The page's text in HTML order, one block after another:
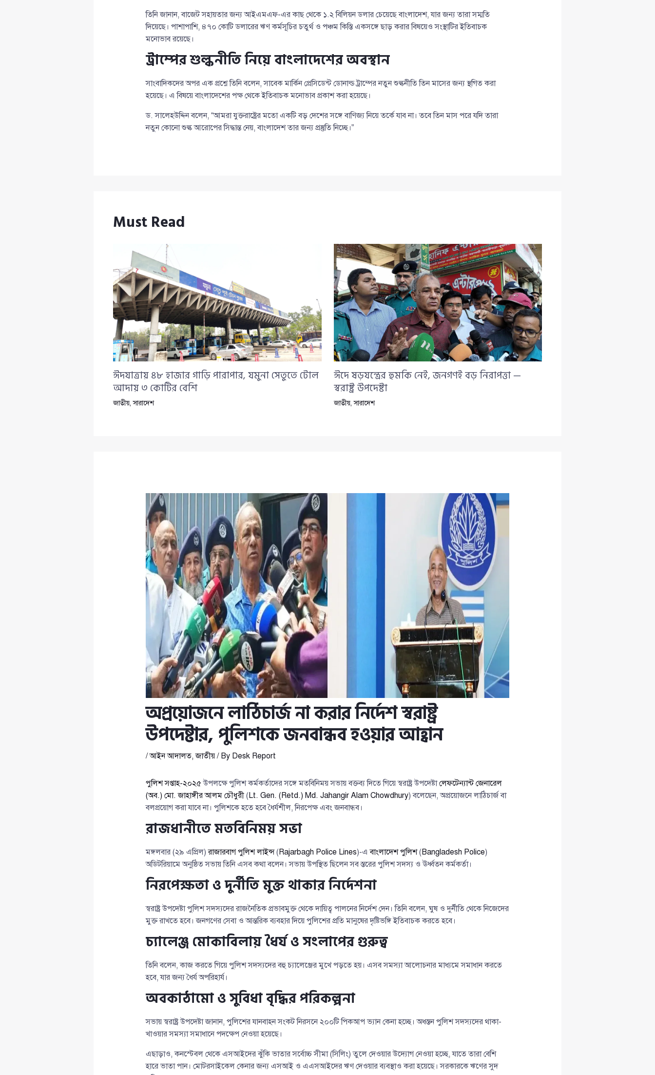
তিনি জানান, বাজেট সহায়তার জন্য আইএমএফ-এর কাছ থেকে ১.২ বিলিয়ন ডলার চেয়েছে বাংলাদেশ, যার জন্য তারা সম্মতি
দিয়েছে। পাশাপাশি, ৪৭০ কোটি ডলারের ঋণ কর্মসূচির চতুর্থ ও পঞ্চম কিস্তি একসঙ্গে ছাড় করার বিষয়েও সংস্থাটির ইতিবাচক
মনোভাব রয়েছে।
ট্রাম্পের শুল্কনীতি নিয়ে বাংলাদেশের অবস্থান
সাংবাদিকদের অপর এক প্রশ্নে তিনি বলেন, সাবেক মার্কিন প্রেসিডেন্ট ডোনাল্ড ট্রাম্পের নতুন শুল্কনীতি তিন মাসের জন্য স্থগিত করা
হয়েছে। এ বিষয়ে বাংলাদেশের পক্ষ থেকে ইতিবাচক মনোভাব প্রকাশ করা হয়েছে।
ড. সালেহউদ্দিন বলেন, “আমরা যুক্তরাষ্ট্রের মতো একটি বড় দেশের সঙ্গে বাণিজ্য নিয়ে তর্কে যাব না। তবে তিন মাস পরে যদি তারা
নতুন কোনো শুল্ক আরোপের সিদ্ধান্ত নেয়, বাংলাদেশ তার জন্য প্রস্তুতি নিচ্ছে।”
Must Read
ঈদযাত্রায় ৪৮ হাজার গাড়ি পারাপার, যমুনা সেতুতে টোল
আদায় ৩ কোটির বেশি
জাতীয়,সারাদেশ
ঈদে ষড়যন্ত্রের হুমকি নেই, জনগণই বড় নিরাপত্তা —
স্বরাষ্ট্র উপদেষ্টা
জাতীয়,সারাদেশ
অপ্রয়োজনে লাঠিচার্জ না করার নির্দেশ স্বরাষ্ট্র
উপদেষ্টার, পুলিশকে জনবান্ধব হওয়ার আহ্বান
/আইন আদালত,জাতীয়/ By Desk Report
পুলিশ সপ্তাহ-২০২৫উপলক্ষে পুলিশ কর্মকর্তাদের সঙ্গে মতবিনিময় সভায় বক্তব্য দিতে গিয়ে স্বরাষ্ট্র উপদেষ্টালেফটেন্যান্ট জেনারেল
(অব.) মো. জাহাঙ্গীর আলম চৌধুরী(Lt. Gen. (Retd.) Md. Jahangir Alam Chowdhury) বলেছেন, অপ্রয়োজনে লাঠিচার্জ বা
বলপ্রয়োগ করা যাবে না। পুলিশকে হতে হবে ধৈর্যশীল, নিরপেক্ষ এবং জনবান্ধব।
রাজধানীতে মতবিনিময় সভা
মঙ্গলবার (২৯ এপ্রিল)রাজারবাগ পুলিশ লাইন্স(Rajarbagh Police Lines)-এবাংলাদেশ পুলিশ(Bangladesh Police)
অডিটরিয়ামে অনুষ্ঠিত সভায় তিনি এসব কথা বলেন। সভায় উপস্থিত ছিলেন সব স্তরের পুলিশ সদস্য ও ঊর্ধ্বতন কর্মকর্তা।
নিরপেক্ষতা ও দুর্নীতি মুক্ত থাকার নির্দেশনা
স্বরাষ্ট্র উপদেষ্টা পুলিশ সদস্যদের রাজনৈতিক প্রভাবমুক্ত থেকে দায়িত্ব পালনের নির্দেশ দেন। তিনি বলেন, ঘুষ ও দুর্নীতি থেকে নিজেদের
মুক্ত রাখতে হবে। জনগণের সেবা ও আন্তরিক ব্যবহার দিয়ে পুলিশের প্রতি মানুষের দৃষ্টিভঙ্গি ইতিবাচক করতে হবে।
চ্যালেঞ্জ মোকাবিলায় ধৈর্য ও সংলাপের গুরুত্ব
তিনি বলেন, কাজ করতে গিয়ে পুলিশ সদস্যদের বহু চ্যালেঞ্জের মুখে পড়তে হয়। এসব সমস্যা আলোচনার মাধ্যমে সমাধান করতে
হবে, যার জন্য ধৈর্য অপরিহার্য।
অবকাঠামো ও সুবিধা বৃদ্ধির পরিকল্পনা
সভায় স্বরাষ্ট্র উপদেষ্টা জানান, পুলিশের যানবাহন সংকট নিরসনে ২০০টি পিকআপ ভ্যান কেনা হচ্ছে। অধস্তন পুলিশ সদস্যদের থাকা-
খাওয়ার সমস্যা সমাধানে পদক্ষেপ নেওয়া হয়েছে।
এছাড়াও, কনস্টেবল থেকে এসআইদের ঝুঁকি ভাতার সর্বোচ্চ সীমা (সিলিং) তুলে দেওয়ার উদ্যোগ নেওয়া হচ্ছে, যাতে তারা বেশি
হারে ভাতা পান। মোটরসাইকেল কেনার জন্য এসআই ও এএসআইদের ঋণ দেওয়ার ব্যবস্থাও করা হয়েছে। সরকারকে ঋণের সুদ